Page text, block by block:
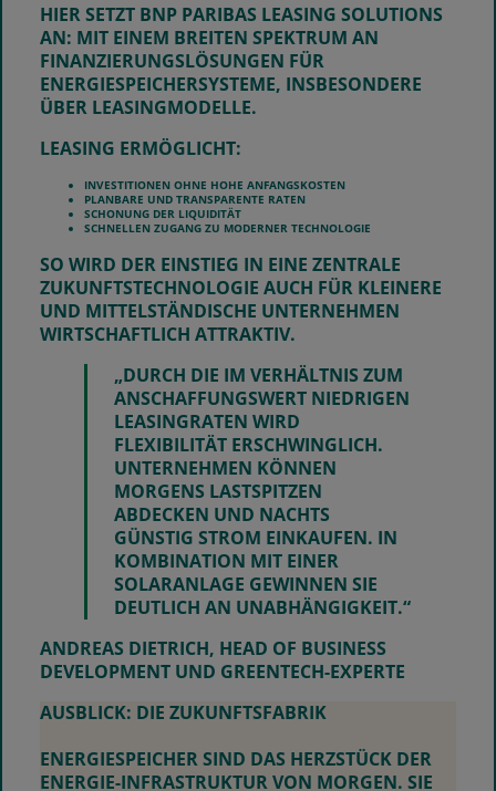
HIER SETZT BNP PARIBAS LEASING SOLUTIONS
AN: MIT EINEM BREITEN SPEKTRUM AN
FINANZIERUNGSLÖSUNGEN FÜR
ENERGIESPEICHERSYSTEME, INSBESONDERE
ÜBER LEASINGMODELLE.
LEASING ERMÖGLICHT:
INVESTITIONEN OHNE HOHE ANFANGSKOSTEN
PLANBARE UND TRANSPARENTE RATEN
SCHONUNG DER LIQUIDITÄT
SCHNELLEN ZUGANG ZU MODERNER TECHNOLOGIE
SO WIRD DER EINSTIEG IN EINE ZENTRALE
ZUKUNFTSTECHNOLOGIE AUCH FÜR KLEINERE
UND MITTELSTÄNDISCHE UNTERNEHMEN
WIRTSCHAFTLICH ATTRAKTIV.
„DURCH DIE IM VERHÄLTNIS ZUM
ANSCHAFFUNGSWERT NIEDRIGEN
LEASINGRATEN WIRD
FLEXIBILITÄT ERSCHWINGLICH.
UNTERNEHMEN KÖNNEN
MORGENS LASTSPITZEN
ABDECKEN UND NACHTS
GÜNSTIG STROM EINKAUFEN. IN
KOMBINATION MIT EINER
SOLARANLAGE GEWINNEN SIE
DEUTLICH AN UNABHÄNGIGKEIT.“
ANDREAS DIETRICH, HEAD OF BUSINESS
DEVELOPMENT UND GREENTECH-EXPERTE
AUSBLICK: DIE ZUKUNFTSFABRIK
ENERGIESPEICHER SIND DAS HERZSTÜCK DER
ENERGIE-INFRASTRUKTUR VON MORGEN. SIE